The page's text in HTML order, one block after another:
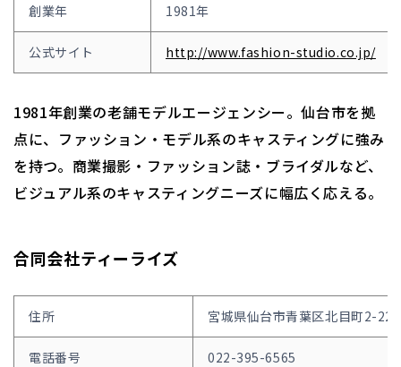
創業年 1981年
公式サイト http://www.fashion-studio.co.jp/
1981年創業の老舗モデルエージェンシー。仙台市を拠
点に、ファッション・モデル系のキャスティングに強み
を持つ。商業撮影・ファッション誌・ブライダルなど、
ビジュアル系のキャスティングニーズに幅広く応える。
合同会社ティーライズ
住所 宮城県仙台市青葉区北目町2-
電話番号 022-395-6565